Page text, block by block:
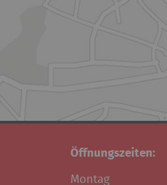
Öffnungszeiten:
Montag